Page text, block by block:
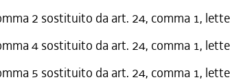
2 sostituito da art. 24, comma 1,
4 sostituito da art. 24, comma 1,
5 sostituito da art. 24, comma 1,